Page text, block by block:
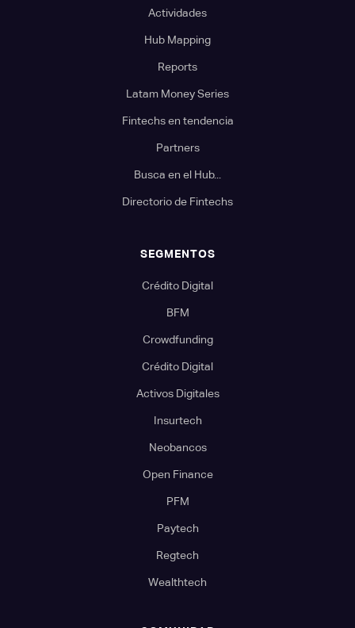
Actividades
Hub Mapping
Reports
Latam Money Series
Fintechs en tendencia
Partners
Busca en el Hub...
Directorio de Fintechs
SEGMENTOS
Crédito Digital
BFM
Crowdfunding
Crédito Digital
Activos Digitales
Insurtech
Neobancos
Open Finance
PFM
Paytech
Regtech
Wealthtech